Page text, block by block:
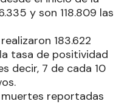
y son 118.809 las
183.622
tasa de positividad
decir, 7 de cada 10
reportadas